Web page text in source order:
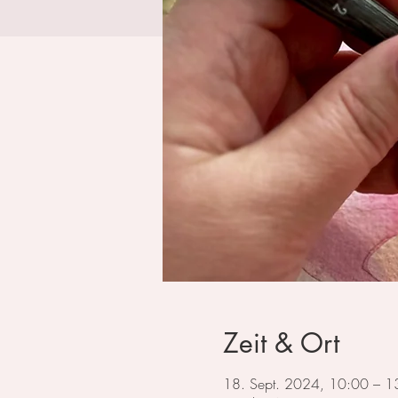
Zeit & Ort
18. Sept. 2024, 10:00 –